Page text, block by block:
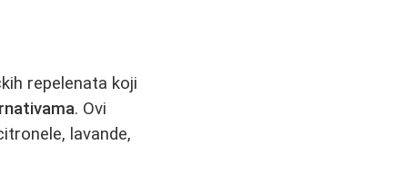
repelenata koji
. Ovi
lavande,